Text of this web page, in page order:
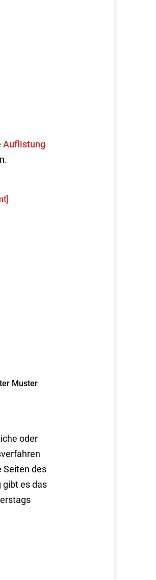
Auflistung
Muster
oder
Seiten des
gibt es das